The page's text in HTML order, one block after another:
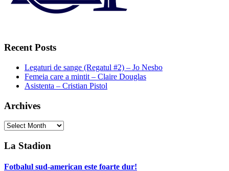
Recent Posts
Legaturi de sange (Regatul #2) – Jo Nesbo
Femeia care a mintit – Claire Douglas
Asistenta – Cristian Pistol
Archives
Archives
La Stadion
Fotbalul sud-american este foarte dur!